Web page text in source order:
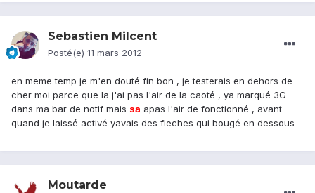
Sebastien Milcent
Posté(e) 11 mars 2012
en meme temp je m'en douté fin bon , je testerais en dehors de
cher moi parce que la j'ai pas l'air de la caoté , ya marqué 3G
dans ma bar de notif mais sa apas l'air de fonctionné , avant
quand je laissé activé yavais des fleches qui bougé en dessous
Moutarde